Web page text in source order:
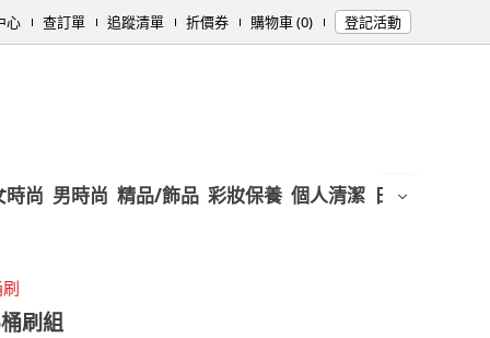
心 查訂單 追蹤清單 折價券 購物車 (0) 登記活動
時尚 男時尚 精品/飾品 彩妝保養 個人清潔 日用/紙品
刷組